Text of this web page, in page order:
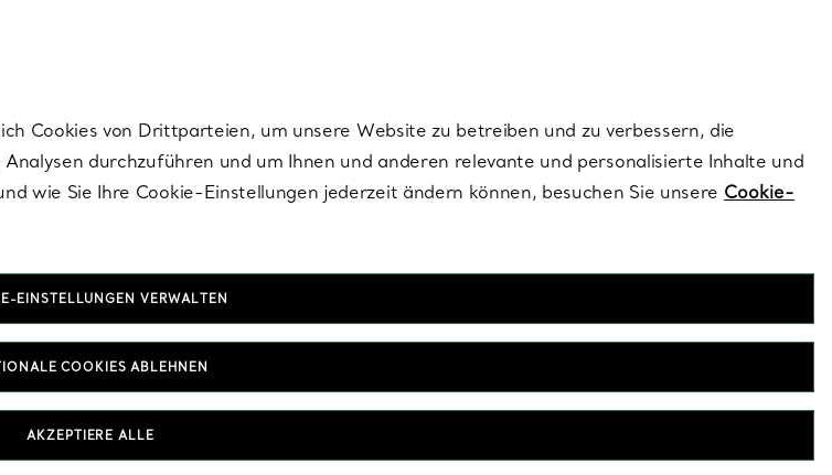
Herrenschmuck
Unser Herrenschmuck, der vor allem durch unkompliziertes Design und traditionelle
Cookies von Drittparteien, um unsere Website zu betreiben und zu verbessern, die
durchzuführen und um Ihnen und anderen relevante und personalisierte Inhalte und
wie Sie Ihre Cookie-Einstellungen jederzeit ändern können, besuchen Sie unsere Cookie-
EINSTELLUNGEN VERWALTEN
COOKIES ABLEHNEN
AKZEPTIERE ALLE